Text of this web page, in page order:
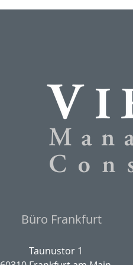
Büro Frankfurt
Taunustor 1